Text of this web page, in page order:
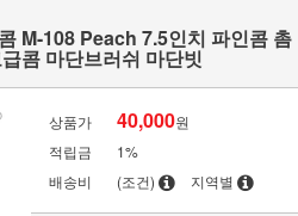
M-108 Peach 7.5인치 파인콤 촘
콤 마단브러쉬 마단빗
상품가 40,000원
적립금
1%
배송비
(조건) 지역별